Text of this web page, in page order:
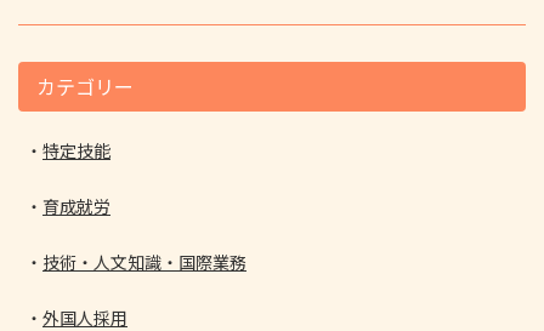
カテゴリー
特定技能
育成就労
技術・人文知識・国際業務
外国人採用